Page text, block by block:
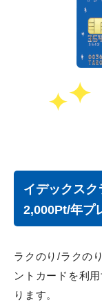
イデックス
2,000Pt/年プ
ラクのり/ラクの
ントカードを利
ります。